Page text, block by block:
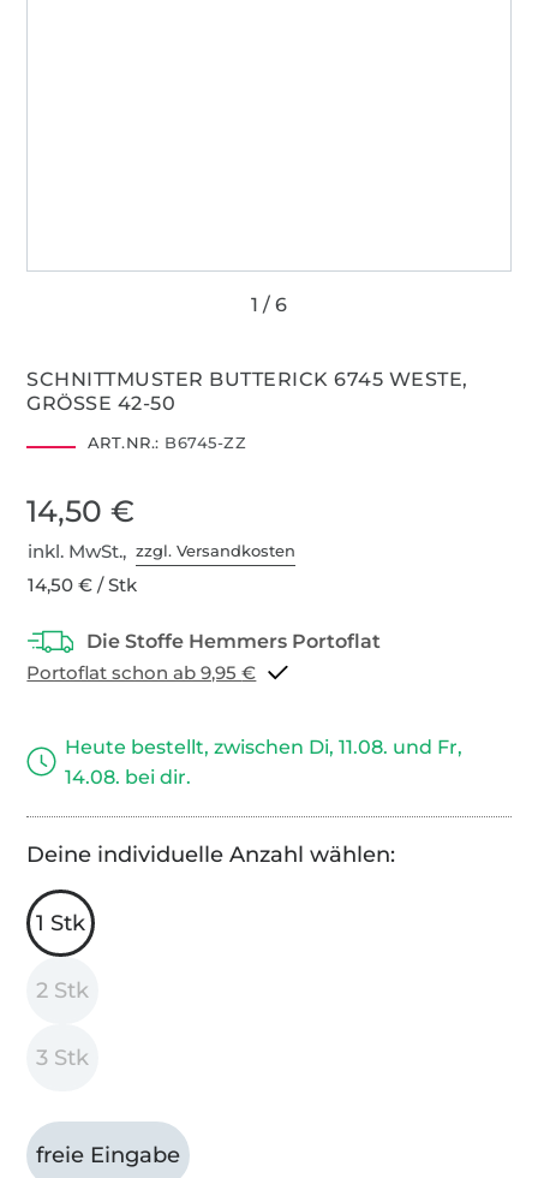
SCHNITTMUSTER BUTTERICK 6745 WESTE,
GRÖSSE 42-50
ART.NR.: B6745-ZZ
14,50 €
inkl. MwSt.,zzgl. Versandkosten
14,50 € / Stk
Portoflat schon ab 9,95 €
Heute bestellt, zwischen Di, 11.08. und Fr,
14.08. bei dir.
Deine individuelle Anzahl wählen:
1 Stk
2 Stk
3 Stk
freie Eingabe